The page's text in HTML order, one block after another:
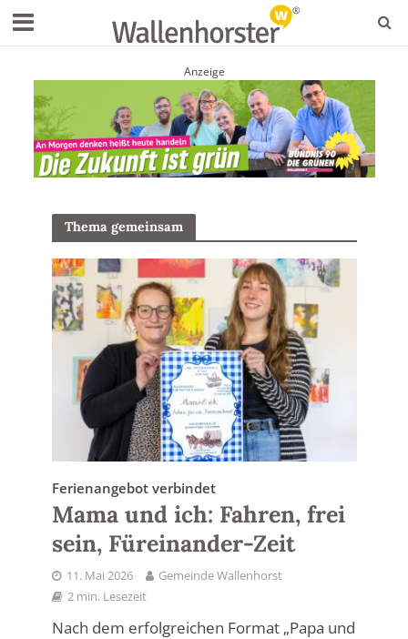
Anzeige
Thema gemeinsam
Ferienangebot verbindet
Mama und ich: Fahren, frei
sein, Füreinander-Zeit
11. Mai 2026
Gemeinde Wallenhorst
2 min. Lesezeit
Nach dem erfolgreichen Format „Papa und